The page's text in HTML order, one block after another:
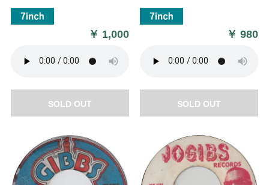
￥ 1,000
SOLD OUT
￥980
SOLD OUT